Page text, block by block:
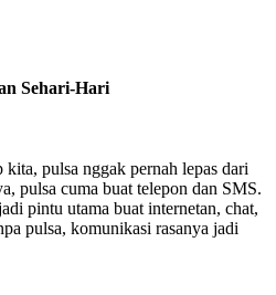
Sehari-Hari
pulsa nggak pernah lepas dari
pulsa cuma buat telepon dan SMS.
pintu utama buat internetan, chat,
pulsa, komunikasi rasanya jadi